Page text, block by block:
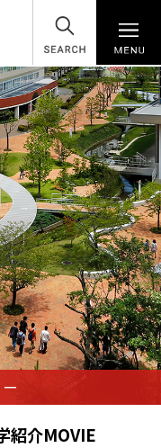
SEARCH
紹介MOVIE